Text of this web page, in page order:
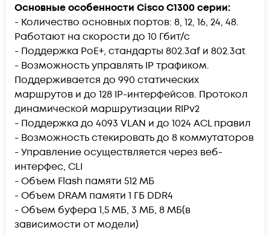
Основные особенности Cisco C1300 серии:
- Количество основных портов: 8, 12, 16, 24, 48.
Работают на скорости до 10 Гбит/с
- Поддержка PoE+, стандарты 802.3af и 802.3at
- Возможность управлять IP трафиком.
Поддерживается до 990 статических
маршрутов и до 128 IP-интерфейсов. Протокол
динамической маршрутизации RIPv2
- Поддержка до 4093 VLAN и до 1024 ACL правил
- Возможность стекировать до 8 коммутаторов
- Управление осуществляется через веб-
интерфес, CLI
- Объем Flash памяти 512 МБ
- Объем DRAM памяти 1 ГБ DDR4
- Объем буфера 1,5 МБ, 3 МБ, 8 МБ(в
зависимости от модели)